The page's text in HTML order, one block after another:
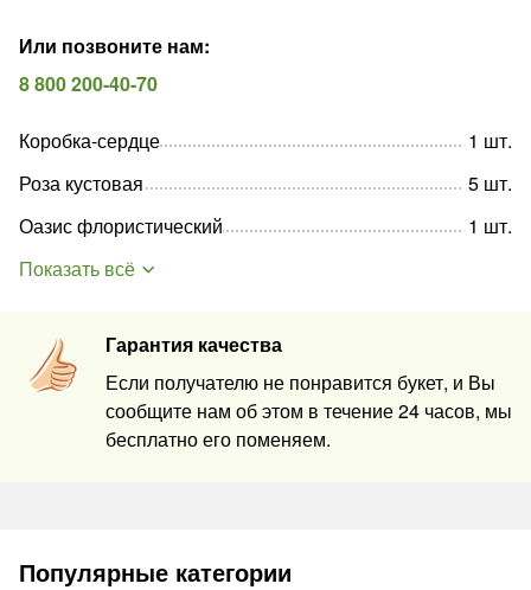
Или позвоните нам:
8 800 200-40-70
Гарантия качества
Если получателю не понравится букет, и Вы
сообщите нам об этом в течение 24 часов, мы
бесплатно его поменяем.
Коробка-сердце 1 шт.
Роза кустовая
5 шт.
Оазис флористический
1 шт.
Показать всё
Популярные категории